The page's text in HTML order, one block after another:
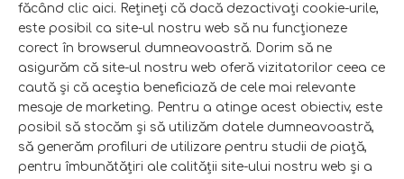
făcând clic aici. Reţineţi că dacă dezactivaţi cookie-urile,
este posibil ca site-ul nostru web să nu funcţioneze
corect în browserul dumneavoastră. Dorim să ne
asigurăm că site-ul nostru web oferă vizitatorilor ceea ce
caută și că aceștia beneficiază de cele mai relevante
mesaje de marketing. Pentru a atinge acest obiectiv, este
posibil să stocăm şi să utilizăm datele dumneavoastră,
să generăm profiluri de utilizare pentru studii de piaţă,
pentru îmbunătăţiri ale calităţii site-ului nostru web şi a